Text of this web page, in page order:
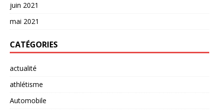
juin 2021
mai 2021
CATÉGORIES
actualité
athlétisme
Automobile